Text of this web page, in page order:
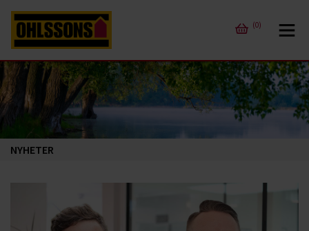
(0)
NYHETER